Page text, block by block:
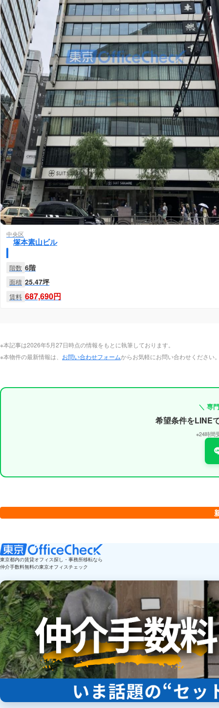
中央区
塚本素山ビル
階数 6階
面積 25.47坪
賃料 687,690円
※本記事は2026年5月27日時点の情報をもとに執筆しております。
※本物件の最新情報は、 お問い合わせフォームからお気軽にお問い合わせください
＼ 専
希望条件をLINE
※24時間
東京都内の賃貸オフィス探し・事務所移転なら
仲介手数料無料の東京オフィスチェック